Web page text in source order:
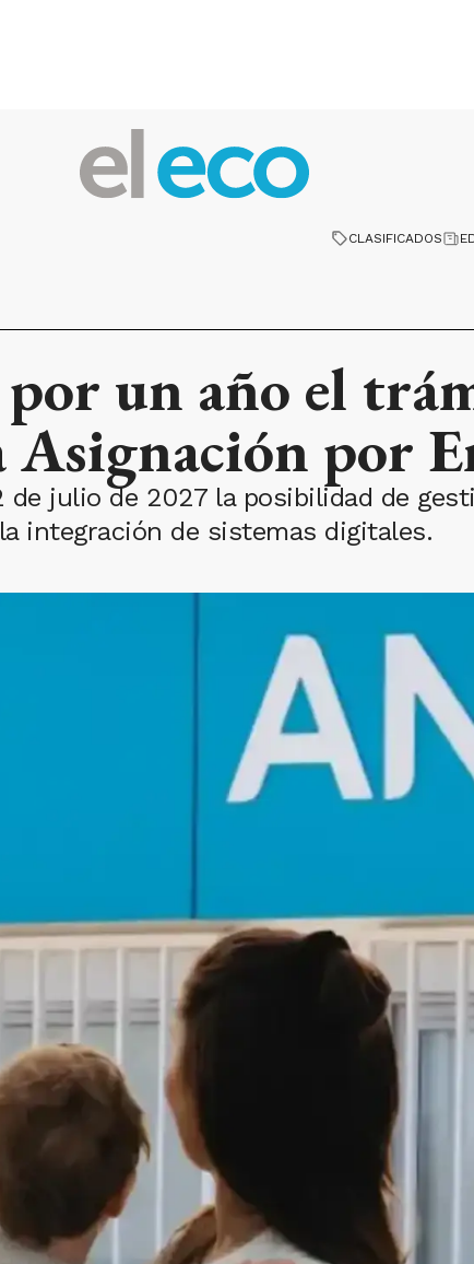
CLASIFICADOS
un año el
por
de julio de 2027 la posibilidad de
integración de sistemas digitales.